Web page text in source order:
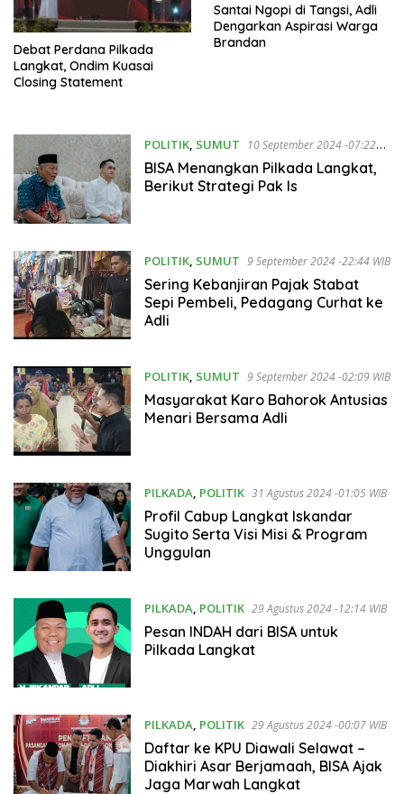
Debat Perdana Pilkada
Langkat, Ondim Kuasai
Closing Statement
Santai Ngopi di Tangsi, Adli
Dengarkan Aspirasi Warga
Brandan
POLITIK, SUMUT
10 September 2024 -07:22
WIB
BISA Menangkan Pilkada Langkat,
Berikut Strategi Pak Is
POLITIK, SUMUT 9 September 2024 -22:44 WIB
Sering Kebanjiran Pajak Stabat
Sepi Pembeli, Pedagang Curhat ke
Adli
POLITIK, SUMUT 9 September 2024 -02:09 WIB
Masyarakat Karo Bahorok Antusias
Menari Bersama Adli
PILKADA, POLITIK 31 Agustus 2024 -01:05 WIB
Profil Cabup Langkat Iskandar
Sugito Serta Visi Misi & Program
Unggulan
PILKADA, POLITIK 29 Agustus 2024 -12:14 WIB
Pesan INDAH dari BISA untuk
Pilkada Langkat
PILKADA, POLITIK 29 Agustus 2024 -00:07 WIB
Daftar ke KPU Diawali Selawat –
Diakhiri Asar Berjamaah, BISA Ajak
Jaga Marwah Langkat